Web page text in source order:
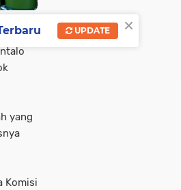
yang
Komisi
×
UPDATE